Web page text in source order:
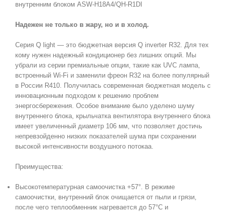
внутренним блоком ASW-H18A4/QH-R1DI
Надежен не только в жару, но и в холод.
Серия Q light — это бюджетная версия Q inverter R32. Для тех
кому нужен надежный кондиционер без лишних опций. Мы
убрали из серии премиальные опции, такие как UVC лампа,
встроенный Wi-Fi и заменили фреон R32 на более популярный
в России R410. Получилась современная бюджетная модель с
инновационным подходом к решению проблем
энергосбережения. Особое внимание было уделено шуму
внутреннего блока, крыльчатка вентилятора внутреннего блока
имеет увеличенный диаметр 106 мм, что позволяет достичь
непревзойденно низких показателей шума при сохранении
высокой интенсивности воздушного потокаа.
Преимущества:
Высокотемпературная самоочистка +57°. В режиме
самоочистки, внутренний блок очищается от пыли и грязи,
после чего теплообменник нагревается до 57°С и